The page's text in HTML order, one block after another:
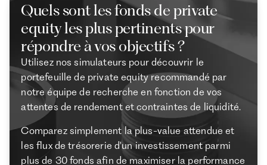
Quels sont les fonds de private
equity les plus pertinents pour
répondre à vos objectifs ?
Utilisez nos simulateurs pour découvrir le
portefeuille de private equity recommandé par
notre équipe de recherche en fonction de vos
attentes de rendement et contraintes de liquidité.
Comparez simplement la plus-value attendue et
les flux de trésorerie d'un investissement parmi
plus de 30 fonds afin de maximiser la performance